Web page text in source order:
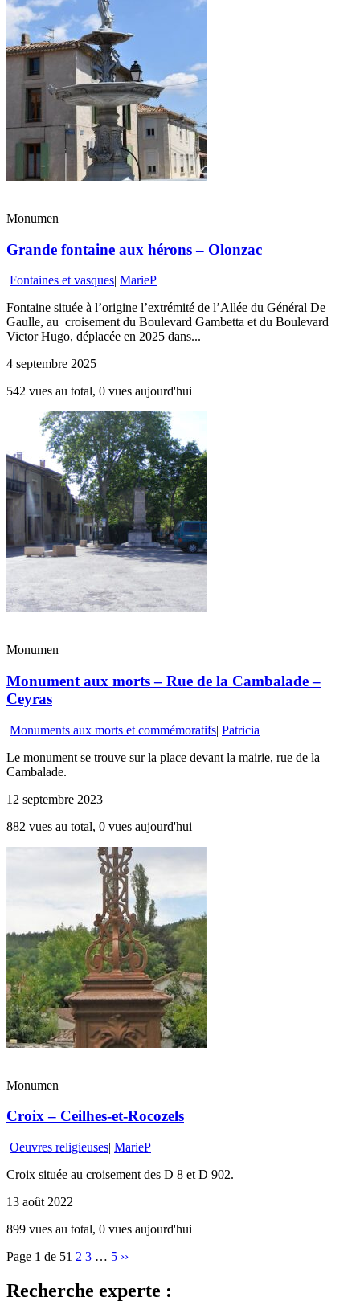
Monumen
Grande fontaine aux hérons – Olonzac
Fontaines et vasques| MarieP
Fontaine située à l’origine l’extrémité de l’Allée du Général De
Gaulle, au croisement du Boulevard Gambetta et du Boulevard
Victor Hugo, déplacée en 2025 dans...
4 septembre 2025
542 vues au total, 0 vues aujourd'hui
Monumen
Monument aux morts – Rue de la Cambalade –
Ceyras
Monuments aux morts et commémoratifs| Patricia
Le monument se trouve sur la place devant la mairie, rue de la
Cambalade.
12 septembre 2023
882 vues au total, 0 vues aujourd'hui
Monumen
Croix – Ceilhes-et-Rocozels
Oeuvres religieuses| MarieP
Croix située au croisement des D 8 et D 902.
13 août 2022
899 vues au total, 0 vues aujourd'hui
Page 1 de 51 2 3 … 5 ››
Recherche experte :